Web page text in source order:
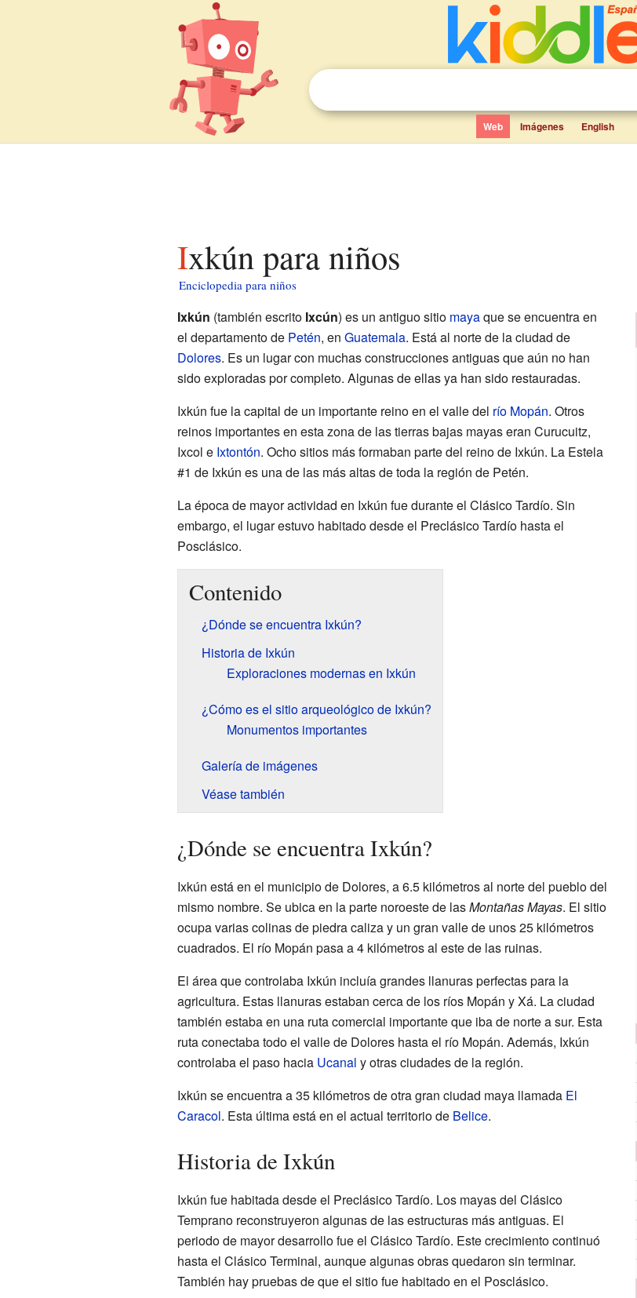
Web Imágenes English
Ixkún para niños
Enciclopedia para niños
Ixkún (también escrito Ixcún) es un antiguo sitio mayaque se encuentra en
el departamento de Petén, en Guatemala. Está al norte de la ciudad de
Dolores. Es un lugar con muchas construcciones antiguas que aún no han
sido exploradas por completo. Algunas de ellas ya han sido restauradas.
Ixkún fue la capital de un importante reino en el valle del río Mopán. Otros
reinos importantes en esta zona de las tierras bajas mayas eran Curucuitz,
Ixcol e Ixtontón. Ocho sitios más formaban parte del reino de Ixkún. La Estela
#1 de Ixkún es una de las más altas de toda la región de Petén.
La época de mayor actividad en Ixkún fue durante el Clásico Tardío. Sin
embargo, el lugar estuvo habitado desde el Preclásico Tardío hasta el
Posclásico.
Contenido
¿Dónde se encuentra Ixkún?
Historia de Ixkún
Exploraciones modernas en Ixkún
¿Cómo es el sitio arqueológico de Ixkún?
Monumentos importantes
Galería de imágenes
Véase también
¿Dónde se encuentra Ixkún?
Ixkún está en el municipio de Dolores, a 6.5 kilómetros al norte del pueblo del
mismo nombre. Se ubica en la parte noroeste de lasMontañas Mayas. El sitio
ocupa varias colinas de piedra caliza y un gran valle de unos 25 kilómetros
cuadrados. El río Mopán pasa a 4 kilómetros al este de las ruinas.
El área que controlaba Ixkún incluía grandes llanuras perfectas para la
agricultura. Estas llanuras estaban cerca de los ríos Mopán y Xá. La ciudad
también estaba en una ruta comercial importante que iba de norte a sur. Esta
ruta conectaba todo el valle de Dolores hasta el río Mopán. Además, Ixkún
controlaba el paso hacia Ucanal y otras ciudades de la región.
Ixkún se encuentra a 35 kilómetros de otra gran ciudad maya llamada El
Caracol. Esta última está en el actual territorio de Belice.
Historia de Ixkún
Ixkún fue habitada desde el Preclásico Tardío. Los mayas del Clásico
Temprano reconstruyeron algunas de las estructuras más antiguas. El
periodo de mayor desarrollo fue el Clásico Tardío. Este crecimiento continuó
hasta el Clásico Terminal, aunque algunas obras quedaron sin terminar.
También hay pruebas de que el sitio fue habitado en el Posclásico.